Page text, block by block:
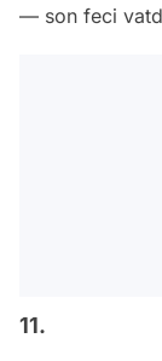
— son feci
11.